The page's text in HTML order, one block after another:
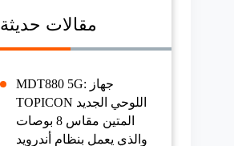
مقالات حديثة
MDT880 5G: جهاز
TOPICON اللوحي الجديد
المتين مقاس 8 بوصات
والذي يعمل بنظام أندرويد